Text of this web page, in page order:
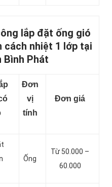
lắp đặt ống gió
cách nhiệt 1 lớp tại
Bình Phát
Đơn
vị
tính
Đơn giá
Ống
Từ 50.000 –
60.000